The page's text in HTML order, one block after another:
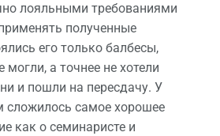
лояльными требованиями
полученные
его только балбесы,
могли, а точнее не хотели
и пошли на пересдачу. У
сложилось самое хорошее
как о семинаристе и